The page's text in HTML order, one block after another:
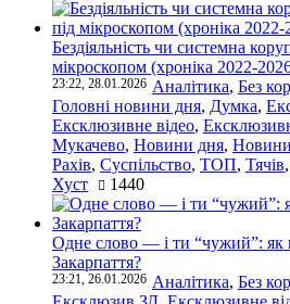
Бездіяльність чи системна
мікроскопом (хроніка 2022-
23:22, 28.01.2026 Аналітика, Без
Головні новини дня, Думка,
Ексклюзивне відео,
Мукачево, Новини дня, Новини
Рахів, Суспільство, ТОП, Тячів,
Хуст
1440
Одне слово — і ти “чужий”: як
Закарпаття?
23:21, 26.01.2026 Аналітика, Без